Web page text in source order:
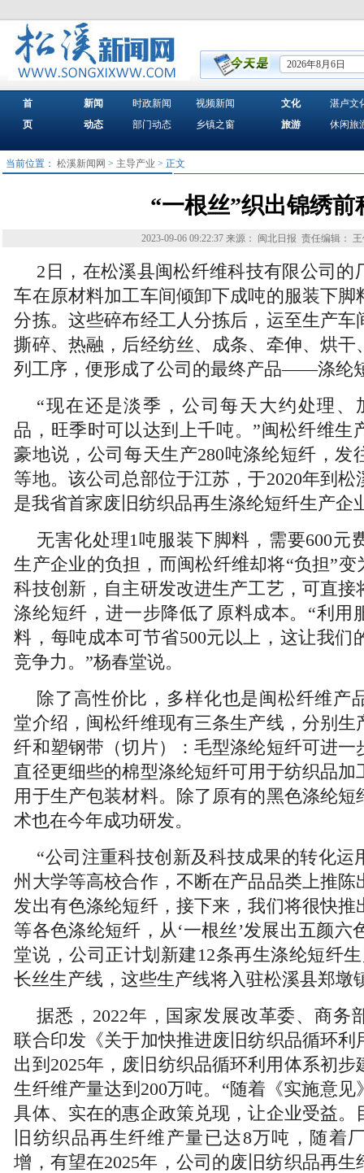
2026年8月6日
首
页
新闻
动态
时政新闻
部门动态
视频新闻
乡镇之窗
文化
旅游
湛卢文
休闲旅
当前位置：松溪新闻网 > 主导产业 > 正文
“一根丝”织出锦绣前
2023-09-06 09:22:37 来源： 闽北日报 责任编辑：
2日，在松溪县闽松纤维科技有限公司的
车在原材料加工车间倾卸下成吨的服装下脚
分拣。这些碎布经工人分拣后，运至生产车
撕碎、热融，后经纺丝、成条、牵伸、烘干
列工序，便形成了公司的最终产品——涤纶
“现在还是淡季，公司每天大约处理、
品，旺季时可以达到上千吨。”闽松纤维生
豪地说，公司每天生产280吨涤纶短纤，发
等地。该公司总部位于江苏，于2020年到
是我省首家废旧纺织品再生涤纶短纤生产企
无害化处理1吨服装下脚料，需要600元
生产企业的负担，而闽松纤维却将“负担”变
科技创新，自主研发改进生产工艺，可直接
涤纶短纤，进一步降低了原料成本。“利用
料，每吨成本可节省500元以上，这让我们
竞争力。”杨春堂说。
除了高性价比，多样化也是闽松纤维产
堂介绍，闽松纤维现有三条生产线，分别生
纤和塑钢带（切片）：毛型涤纶短纤可进一
直径更细些的棉型涤纶短纤可用于纺织品加
用于生产包装材料。除了原有的黑色涤纶短
术也在今年成功研发。
“公司注重科技创新及科技成果的转化运
州大学等高校合作，不断在产品品类上推陈
发出有色涤纶短纤，接下来，我们将很快推
等各色涤纶短纤，从‘一根丝’发展出五颜六
堂说，公司正计划新建12条再生涤纶短纤
长丝生产线，这些生产线将入驻松溪县郑墩
据悉，2022年，国家发展改革委、商务
联合印发《关于加快推进废旧纺织品循环利
出到2025年，废旧纺织品循环利用体系初
生纤维产量达到200万吨。“随着《实施意
具体、实在的惠企政策兑现，让企业受益。
旧纺织品再生纤维产量已达8万吨，随着
增，有望在2025年，公司的废旧纺织品再生